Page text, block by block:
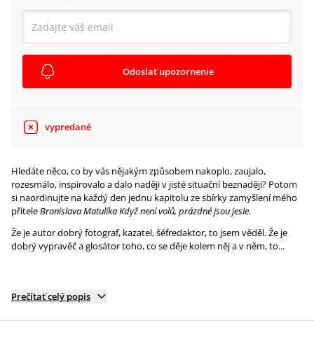
Odoslať upozornenie
vypredané
Hledáte něco, co by vás nějakým způsobem nakoplo, zaujalo,
rozesmálo, inspirovalo a dalo naději v jisté situační beznaději? Potom
si naordinujte na každý den jednu kapitolu ze sbírky zamyšlení mého
příteleBronislava Matulíka Když není volů, prázdné jsou jesle.
Že je autor dobrý fotograf, kazatel, šéfredaktor, to jsem věděl. Že je
dobrý vypravěč a glosátor toho, co se děje kolem něj a v něm, to...
Prečítať celý popis